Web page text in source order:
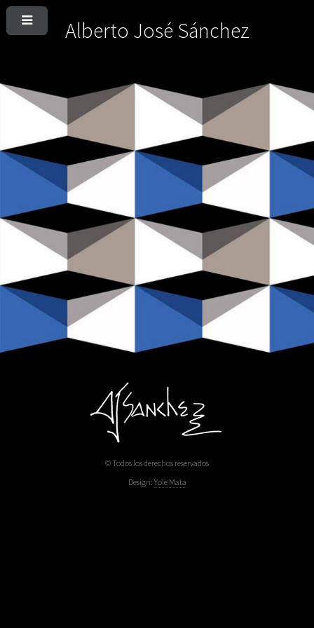
Alberto José Sánchez
© Todos los derechos reservados
Design: Yole Mata